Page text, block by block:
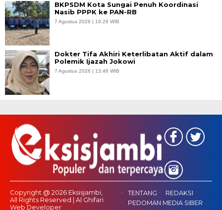
BKPSDM Kota Sungai Penuh Koordinasi
Nasib PPPK ke PAN-RB
7 Agustus 2026 | 16:26 WIB
Dokter Tifa Akhiri Keterlibatan Aktif dalam
Polemik Ijazah Jokowi
7 Agustus 2026 | 13:46 WIB
Copyright @ 2026 Eksisjambi,
All Rights Reserved | Al Ghifari
Web Developer
TENTANG
REDAKSI
PEDOMAN MEDIA SIBER